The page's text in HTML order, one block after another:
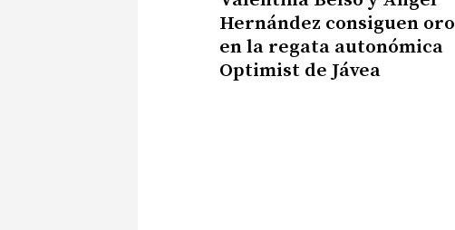
Hernández consiguen oro
en la regata autonómica
Optimist de Jávea